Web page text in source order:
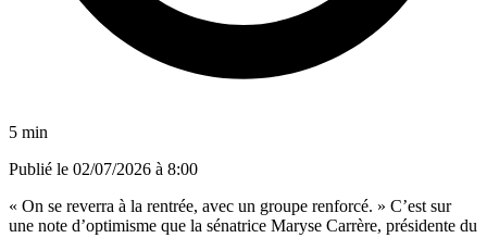
5 min
Publié le 02/07/2026 à 8:00
« On se reverra à la rentrée, avec un groupe renforcé. » C’est sur
une note d’optimisme que la sénatrice Maryse Carrère, présidente du